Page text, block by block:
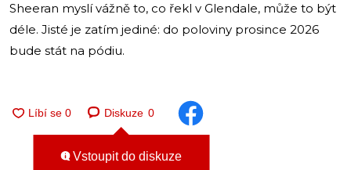
Sheeran myslí vážně to, co řekl v Glendale, může to být
déle. Jisté je zatím jediné: do poloviny prosince 2026
bude stát na pódiu.
Diskuze 0
Vstoupit do diskuze